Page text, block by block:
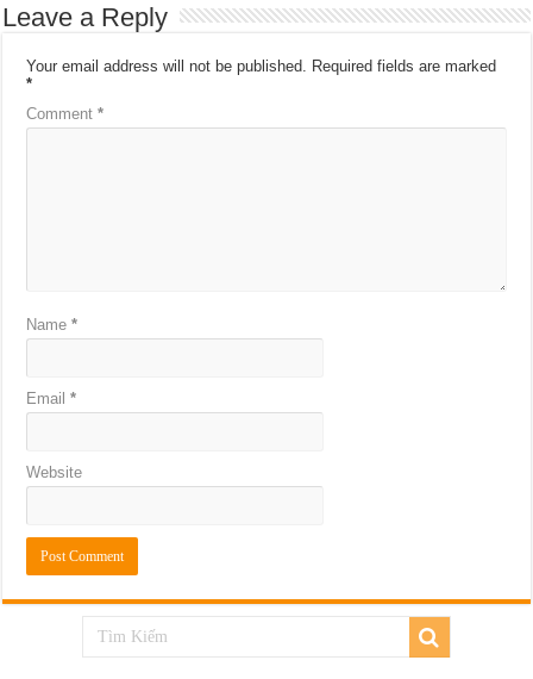
Leave a Reply
Your email address will not be published.
Required fields are marked
*
Comment*
Name*
Email*
Website